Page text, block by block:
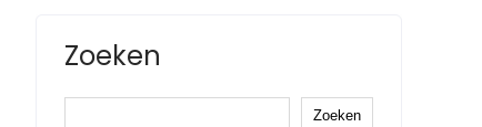
Zoeken
Zoeken